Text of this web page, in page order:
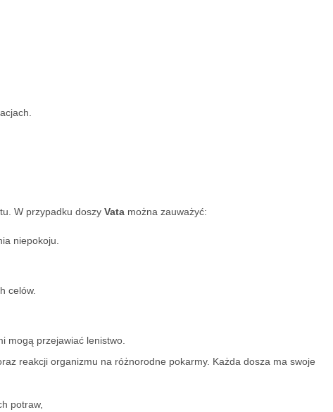
W przypadku doszy Vata można zauważyć:
niepokoju.
celów.
mogą przejawiać lenistwo.
reakcji organizmu na różnorodne pokarmy. Każda dosza ma swoje
potraw,